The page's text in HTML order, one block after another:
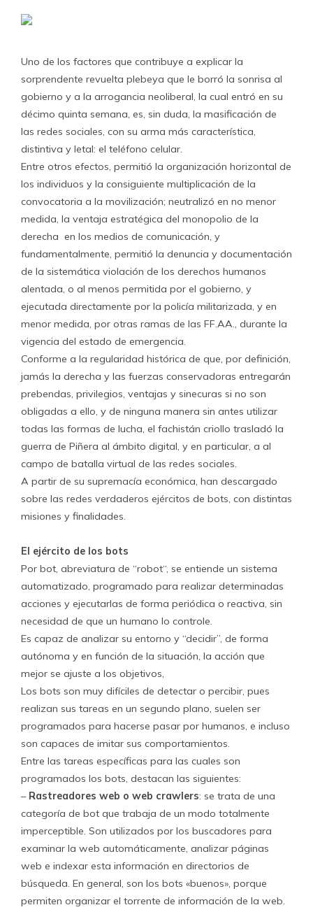
Uno de los factores que contribuye a explicar la
sorprendente revuelta plebeya que le borró la sonrisa al
gobierno y a la arrogancia neoliberal, la cual entró en su
décimo quinta semana, es, sin duda, la masificación de
las redes sociales, con su arma más característica,
distintiva y letal: el teléfono celular.
Entre otros efectos, permitió la organización horizontal de
los individuos y la consiguiente multiplicación de la
convocatoria a la movilización; neutralizó en no menor
medida, la ventaja estratégica del monopolio de la
derecha en los medios de comunicación, y
fundamentalmente, permitió la denuncia y documentación
de la sistemática violación de los derechos humanos
alentada, o al menos permitida por el gobierno, y
ejecutada directamente por la policía militarizada, y en
menor medida, por otras ramas de las FF.AA., durante la
vigencia del estado de emergencia.
Conforme a la regularidad histórica de que, por definición,
jamás la derecha y las fuerzas conservadoras entregarán
prebendas, privilegios, ventajas y sinecuras si no son
obligadas a ello, y de ninguna manera sin antes utilizar
todas las formas de lucha, el fachistán criollo trasladó la
guerra de Piñera al ámbito digital, y en particular, a al
campo de batalla virtual de las redes sociales.
A partir de su supremacía económica, han descargado
sobre las redes verdaderos ejércitos de bots, con distintas
misiones y finalidades.
El ejército de los bots
Por bot, abreviatura de “robot“, se entiende un sistema
automatizado, programado para realizar determinadas
acciones y ejecutarlas de forma periódica o reactiva, sin
necesidad de que un humano lo controle.
Es capaz de analizar su entorno y “decidir”, de forma
autónoma y en función de la situación, la acción que
mejor se ajuste a los objetivos,
Los bots son muy difíciles de detectar o percibir, pues
realizan sus tareas en un segundo plano, suelen ser
programados para hacerse pasar por humanos, e incluso
son capaces de imitar sus comportamientos.
Entre las tareas específicas para las cuales son
programados los bots, destacan las siguientes:
– Rastreadores web o web crawlers: se trata de una
categoría de bot que trabaja de un modo totalmente
imperceptible. Son utilizados por los buscadores para
examinar la web automáticamente, analizar páginas
web e indexar esta información en directorios de
búsqueda. En general, son los bots «buenos», porque
permiten organizar el torrente de información de la web.